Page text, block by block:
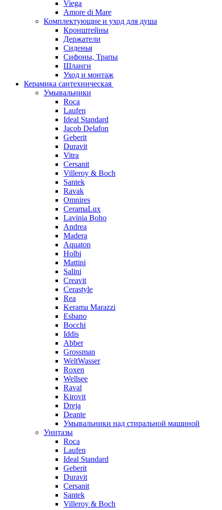
Viega
Amore di Mare
Комплектующие и уход для душа
Кронштейны
Держатели
Сиденья
Сифоны, Трапы
Шланги
Уход и монтаж
Керамика сантехническая
Умывальники
Roca
Laufen
Ideal Standard
Jacob Delafon
Geberit
Duravit
Vitra
Cersanit
Villeroy & Boch
Santek
Ravak
Omnires
CeramaLux
Lavinia Boho
Andrea
Madera
Aquaton
Holbi
Mattini
Salini
Creavit
Cerastyle
Rea
Kerama Marazzi
Esbano
Bocchi
Iddis
Abber
Grossman
WeltWasser
Roxen
Wellsee
Raval
Kirovit
Dreja
Deante
Умывальники над стиральной машиной
Унитазы
Roca
Laufen
Ideal Standard
Geberit
Duravit
Cersanit
Santek
Villeroy & Boch